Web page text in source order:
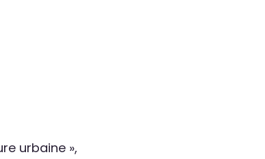
urbaine »,